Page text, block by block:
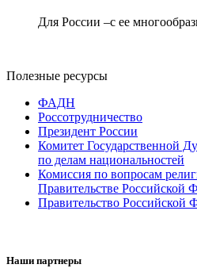
Для России –с ее
Полезные ресурсы
ФАДН
Россотрудничество
Президент России
Комитет Государственной
по делам национальностей
Комиссия по вопросам
Правительстве Российской
Правительство Российской
Наши партнеры